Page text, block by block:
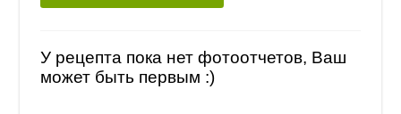
У рецепта пока нет фотоотчетов, Ваш
может быть первым :)